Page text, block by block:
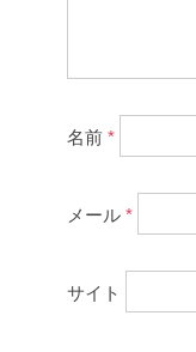
名前 *
メール *
サイト